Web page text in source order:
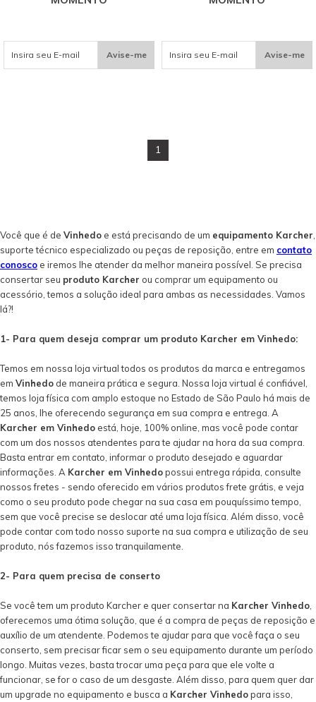
Avise-me Avise-me
1
Você que é de Vinhedo e está precisando de um equipamento Karcher
suporte técnico especializado ou peças de reposição, entre em contato
conosco e iremos lhe atender da melhor maneira possível. Se precisa
consertar seu produto Karcher ou comprar um equipamento ou
acessório, temos a solução ideal para ambas as necessidades. Vamos
lá?!
1- Para quem deseja comprar um produto Karcher em Vinhedo:
Temos em nossa loja virtual todos os produtos da marca e entregamos
em Vinhedo de maneira prática e segura. Nossa loja virtual é confiável,
temos loja física com amplo estoque no Estado de São Paulo há mais de
25 anos, lhe oferecendo segurança em sua compra e entrega. A
Karcher em Vinhedo está, hoje, 100% online, mas você pode contar
com um dos nossos atendentes para te ajudar na hora da sua compra.
Basta entrar em contato, informar o produto desejado e aguardar
informações. A Karcher em Vinhedopossui entrega rápida, consulte
nossos fretes - sendo oferecido em vários produtos frete grátis, e veja
como o seu produto pode chegar na sua casa em pouquíssimo tempo,
sem que você precise se deslocar até uma loja física. Além disso, você
pode contar com todo nosso suporte na sua compra e utilização de seu
produto, nós fazemos isso tranquilamente.
2- Para quem precisa de conserto
Se você tem um produto Karcher e quer consertar na Karcher Vinhedo
oferecemos uma ótima solução, que é a compra de peças de reposição e
auxílio de um atendente. Podemos te ajudar para que você faça o seu
conserto, sem precisar ficar sem o seu equipamento durante um período
longo. Muitas vezes, basta trocar uma peça para que ele volte a
funcionar, se for o caso de um desgaste. Além disso, para quem quer dar
um upgrade no equipamento e busca a Karcher Vinhedopara isso,